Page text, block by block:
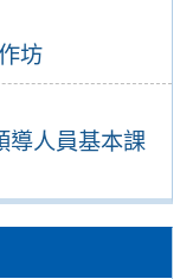
坊
導人員基本課